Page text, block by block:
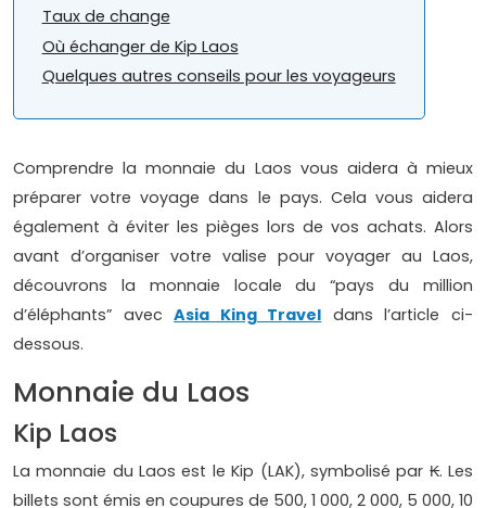
Taux de change
Où échanger de Kip Laos
Quelques autres conseils pour les voyageurs
Comprendre la monnaie du Laos vous aidera à mieux
préparer votre voyage dans le pays. Cela vous aidera
également à éviter les pièges lors de vos achats. Alors
avant d’organiser votre valise pour voyager au Laos,
découvrons la monnaie locale du “pays du million
d’éléphants” avecAsia King Travel dans l’article ci-
dessous.
Monnaie du Laos
Kip Laos
La monnaie du Laos est le Kip (LAK), symbolisé par ₭. Les
billets sont émis en coupures de 500, 1 000, 2 000, 5 000, 10